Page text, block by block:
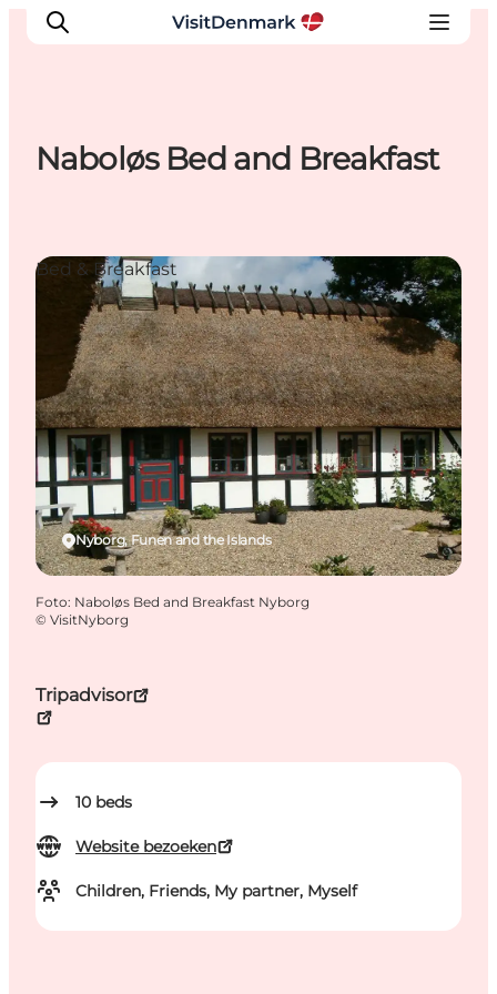
Wat te doen
Accommodaties
Plan je reis
Naboløs Bed and Breakfast
Tripadvisor
10 beds
Website bezoeken
Children, Friends, My partner, Myself
Nyborg, Funen and the Islands
Bed & Breakfast
Foto: Naboløs Bed and Breakfast Nyborg
© VisitNyborg